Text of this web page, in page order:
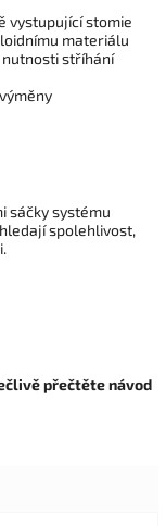
vystupující stomie
materiálu
nutnosti stříhání
sáčky systému
spolehlivost,
přečtěte návod